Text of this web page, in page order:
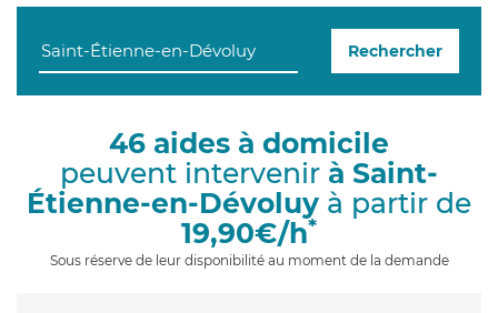
n
g
n
Rechercher
46 aides à domicile
peuvent intervenir à Saint-
Étienne-en-Dévoluy à partir de
19,90€/h*
Sous réserve de leur disponibilité au moment de la demande